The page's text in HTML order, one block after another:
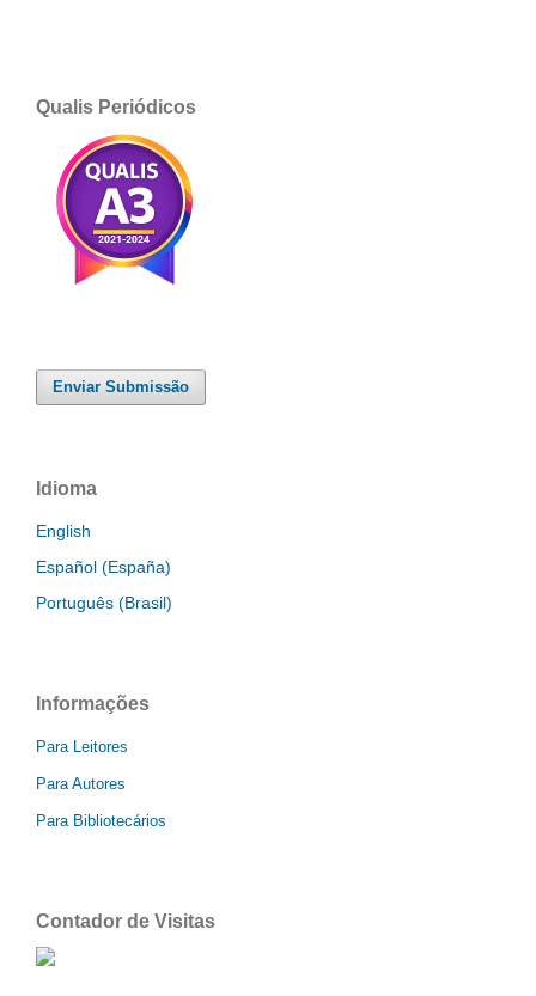
Qualis Periódicos
Enviar Submissão
Idioma
English
Español (España)
Português (Brasil)
Informações
Para Leitores
Para Autores
Para Bibliotecários
Contador de Visitas